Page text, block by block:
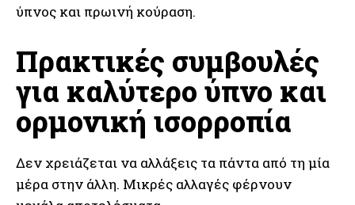
ύπνος και πρωινή κούραση.
Πρακτικές συμβουλές
για καλύτερο ύπνο και
ορμονική ισορροπία
Δεν χρειάζεται να αλλάξεις τα πάντα από τη μία
μέρα στην άλλη. Μικρές αλλαγές φέρνουν